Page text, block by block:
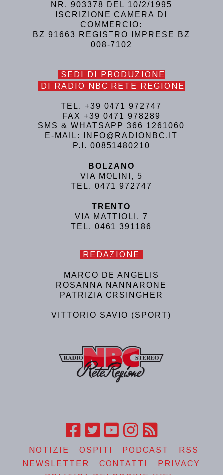
NR. 903378 DEL 10/2/1995
ISCRIZIONE CAMERA DI
COMMERCIO:
BZ 91663 REGISTRO IMPRESE BZ
008-7102
SEDI DI PRODUZIONE
DI RADIO NBC RETE REGIONE
TEL. +39 0471 972747
FAX +39 0471 978289
SMS & WHATSAPP 366 1261060
E-MAIL: INFO@RADIONBC.IT
P.I. 00851480210
BOLZANO
VIA MOLINI, 5
TEL. 0471 972747
TRENTO
VIA MATTIOLI, 7
TEL. 0461 391186
REDAZIONE
MARCO DE ANGELIS
ROSANNA NANNARONE
PATRIZIA ORSINGHER
VITTORIO SAVIO (SPORT)
NOTIZIE OSPITI PODCAST
RSS
NEWSLETTER
CONTATTI
PRIVACY